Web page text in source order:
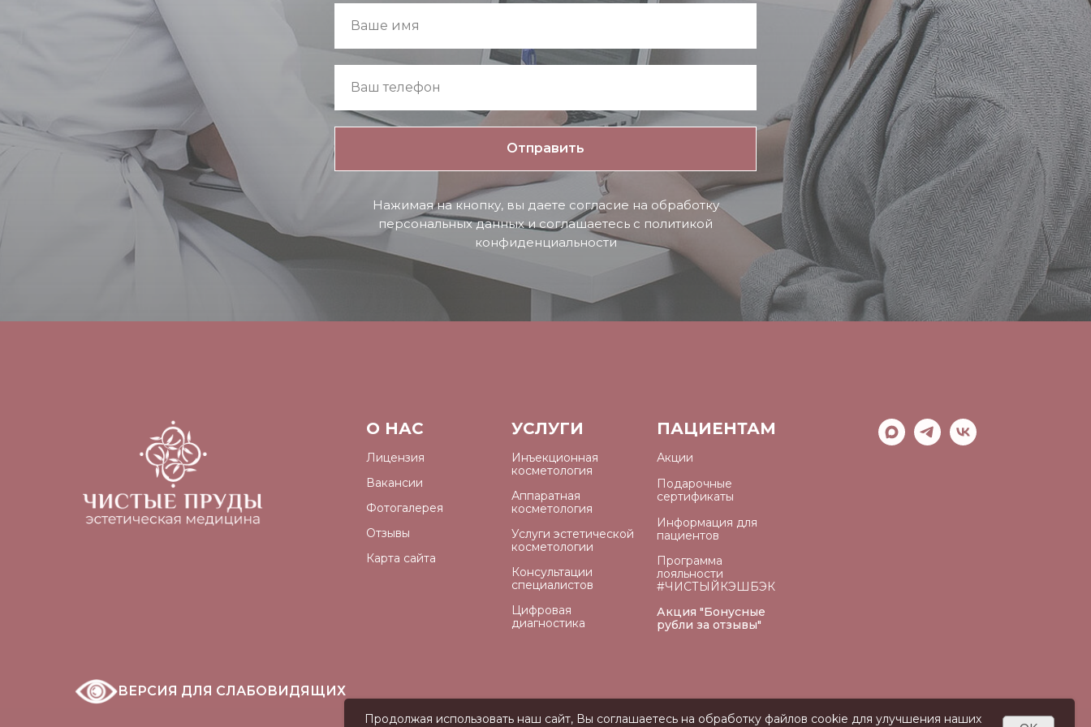
Отправить
Нажимая на кнопку, вы даете согласие на обработку
персональных данных и соглашаетесь c политикой
конфиденциальности
О НАС
Лицензия
Вакансии
Фотогалерея
Отзывы
Карта сайта
УСЛУГИ
Инъекционная
косметология
Аппаратная
косметология
Услуги эстетической
косметологии
Консультации
специалистов
Цифровая
диагностика
ПАЦИЕНТАМ
Акции
Подарочные
сертификаты
Информация для
пациентов
Программа
лояльности
#ЧИСТЫЙКЭШБЭК
Акция "Бонусные
рубли за отзывы"
ВЕРСИЯ ДЛЯ СЛАБОВИДЯЩИХ
Продолжая использовать наш сайт, Вы соглашаетесь на обработку файлов cookie для улучшения наших